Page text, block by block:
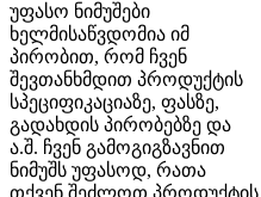
უფასო ნიმუშები
ხელმისაწვდომია იმ
პირობით, რომ ჩვენ
შევთანხმდით პროდუქტის
სპეციფიკაციაზე, ფასზე,
გადახდის პირობებზე და
ა.შ. ჩვენ გამოგიგზავნით
ნიმუშს უფასოდ, რათა